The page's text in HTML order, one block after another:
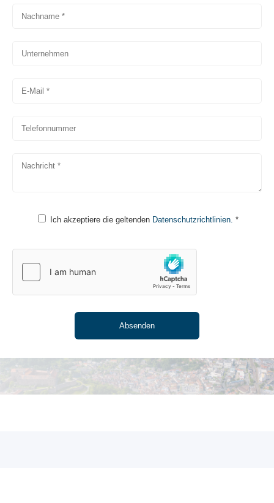
Ich akzeptiere die geltenden Datenschutzrichtlinien. *